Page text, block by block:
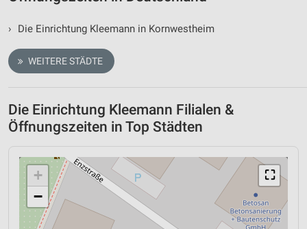
› Die Einrichtung Kleemann in Kornwestheim
WEITERE STÄDTE
Die Einrichtung Kleemann Filialen &
Öffnungszeiten in Top Städten
⛶
+
−